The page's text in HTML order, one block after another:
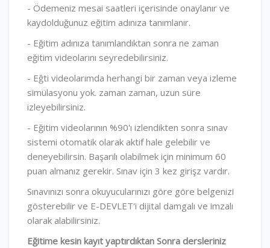
- Ödemeniz mesai saatleri içerisinde onaylanır ve
kaydolduğunuz eğitim adınıza tanımlanır.
- Eğitim adınıza tanımlandıktan sonra ne zaman
eğitim videolarını seyredebilirsiniz.
- Eğti videolarımda herhangi bir zaman veya izleme
simülasyonu yok. zaman zaman, uzun süre
izleyebilirsiniz.
- Eğitim videolarının %90'ı izlendikten sonra sınav
sistemi otomatik olarak aktif hale gelebilir ve
deneyebilirsin. Başarılı olabilmek için minimum 60
puan almanız gerekir. Sınav için 3 kez girişz vardır.
Sınavınızı sonra okuyucularınızı göre göre belgenizi
gösterebilir ve E-DEVLET'i dijital damgalı ve imzalı
olarak alabilirsiniz.
Eğitime kesin kayıt yaptırdıktan Sonra dersleriniz